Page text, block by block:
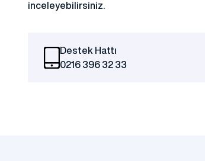
inceleyebilirsiniz.
Destek Hattı
0216 396 32 33